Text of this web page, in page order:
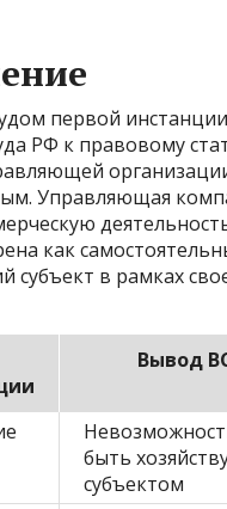
первой
РФ к правовому
Управляющая
как
субъект в рамках
Вывод
быть
субъектом